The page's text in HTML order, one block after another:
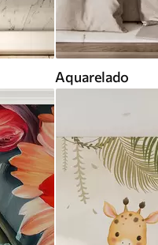
Aquarelado